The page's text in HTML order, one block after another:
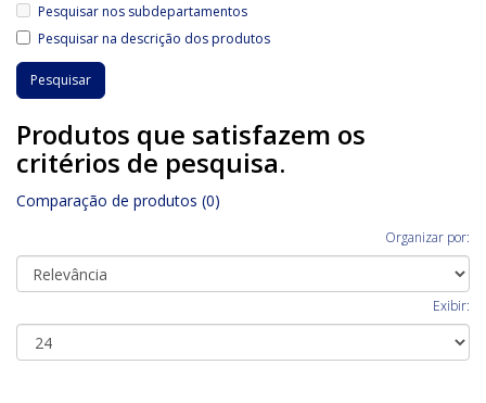
Pesquisar nos subdepartamentos
Pesquisar na descrição dos produtos
Produtos que satisfazem os
critérios de pesquisa.
Comparação de produtos (0)
Organizar por:
Exibir: